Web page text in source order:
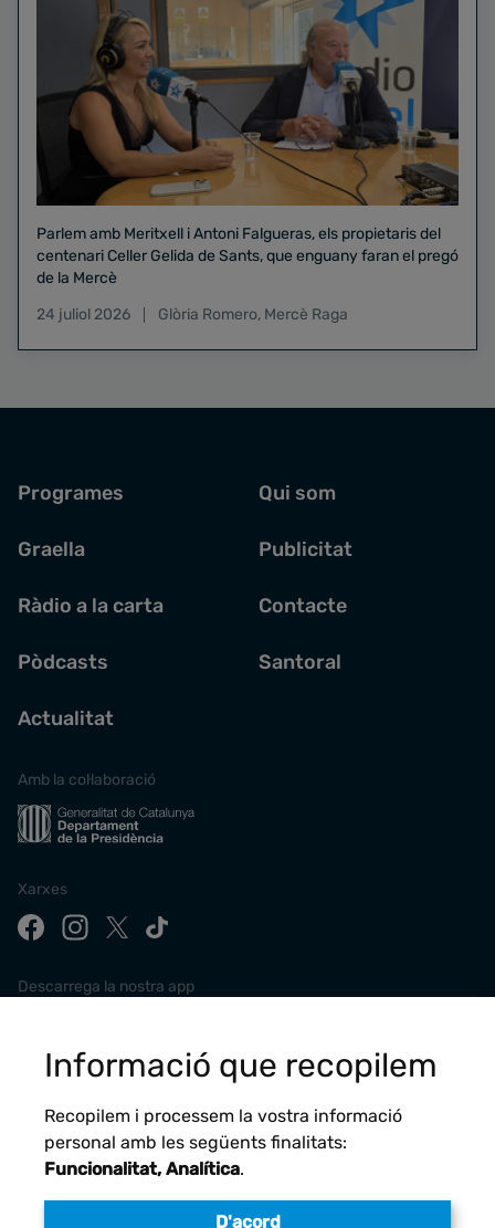
Parlem amb Meritxell i Antoni Falgueras, els propietaris del
centenari Celler Gelida de Sants, que enguany faran el pregó
de la Mercè
24 juliol 2026
Glòria Romero, Mercè Raga
Programes
Graella
Ràdio a la carta
Pòdcasts
Actualitat
Qui som
Publicitat
Contacte
Santoral
Amb la col·laboració
Xarxes
Descarrega la nostra app
Informació que recopilem
Recopilem i processem la vostra informació
personal amb les següents finalitats:
Funcionalitat, Analítica.
D'acord